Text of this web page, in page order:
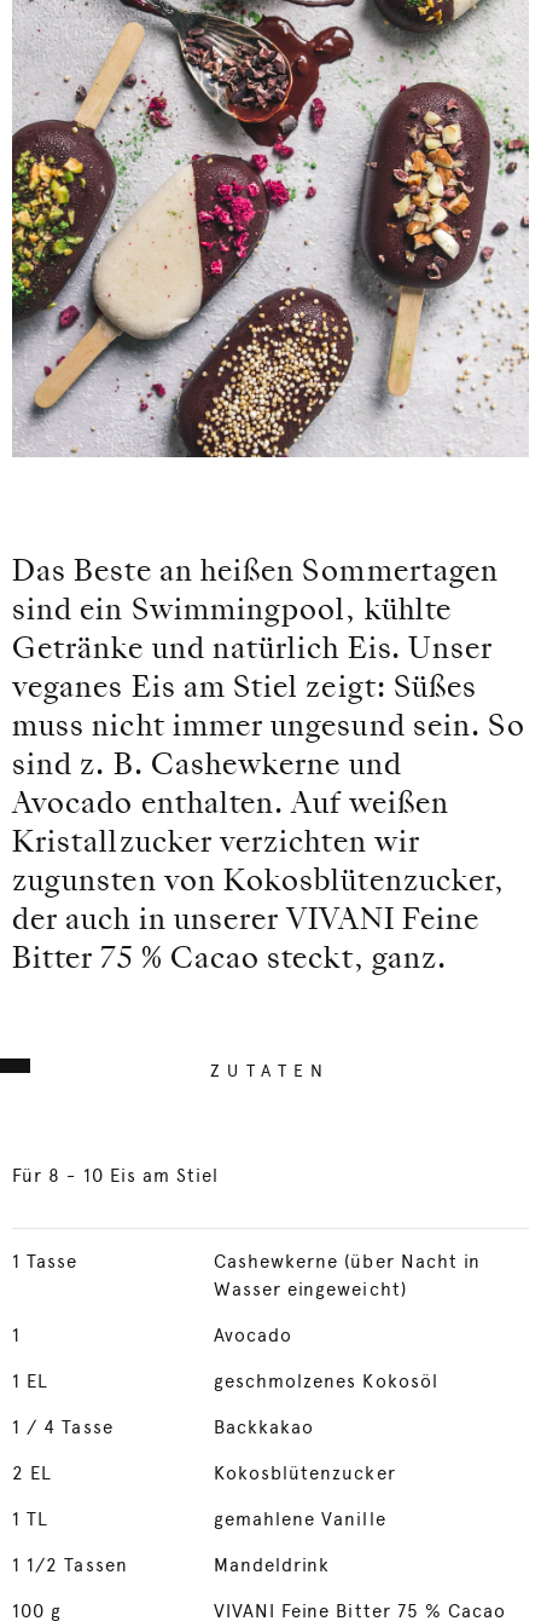
Das Beste an heißen Sommertagen
sind ein Swimmingpool, kühlte
Getränke und natürlich Eis. Unser
veganes Eis am Stiel zeigt: Süßes
muss nicht immer ungesund sein. So
sind z. B. Cashewkerne und
Avocado enthalten. Auf weißen
Kristallzucker verzichten wir
zugunsten von Kokosblütenzucker,
der auch in unserer VIVANI Feine
Bitter 75 % Cacao steckt, ganz.
ZUTATEN
Für 8 - 10 Eis am Stiel
1Tasse
Cashewkerne (über Nacht in
Wasser eingeweicht)
1 Avocado
1 EL geschmolzenes Kokosöl
1 / 4 Tasse Backkakao
2 EL Kokosblütenzucker
1TL gemahlene Vanille
1 1/2 Tassen Mandeldrink
100 g VIVANI Feine Bitter 75 % Cacao